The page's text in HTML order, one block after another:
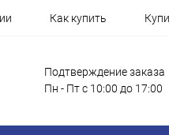
Как купить
Подтверждение заказа
Пн - Пт с 10:00 до 17:00